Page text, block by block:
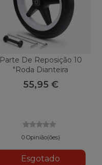
Parte De Reposição 10
"Roda Dianteira
BUGABOO Búfalo/Burro
55,95 €
0 Opinião(ões)
Esgotado